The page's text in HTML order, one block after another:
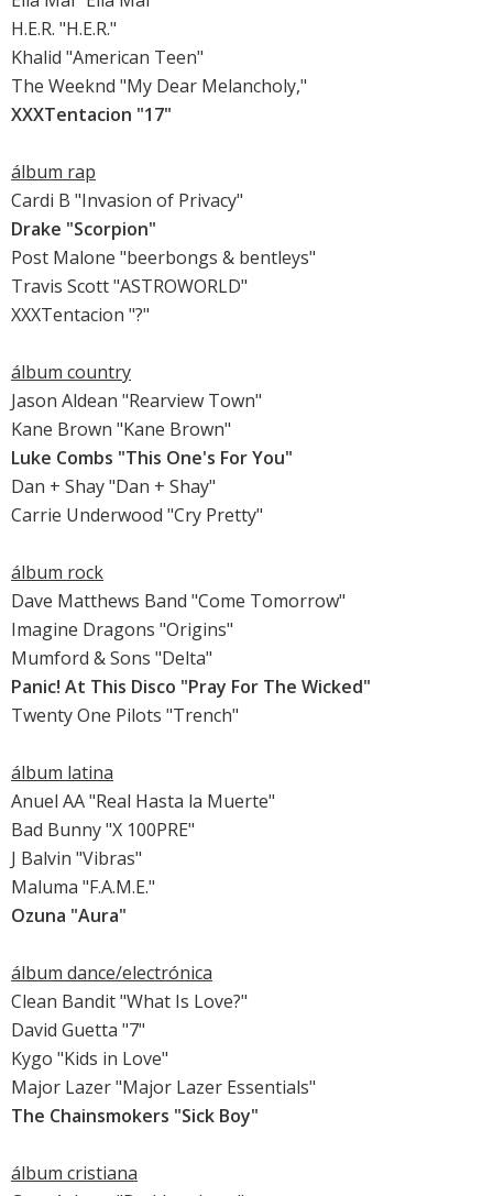
H.E.R. "H.E.R."
Khalid "American Teen"
The Weeknd "My Dear Melancholy,"
XXXTentacion "17"
álbum rap
Cardi B "Invasion of Privacy"
Drake "Scorpion"
Post Malone "beerbongs & bentleys"
Travis Scott "ASTROWORLD"
XXXTentacion "?"
álbum country
Jason Aldean "Rearview Town"
Kane Brown "Kane Brown"
Luke Combs "This One's For You"
Dan + Shay "Dan + Shay"
Carrie Underwood "Cry Pretty"
álbum rock
Dave Matthews Band "Come Tomorrow"
Imagine Dragons "Origins"
Mumford & Sons "Delta"
Panic! At This Disco "Pray For The Wicked"
Twenty One Pilots "Trench"
álbum latina
Anuel AA "Real Hasta la Muerte"
Bad Bunny "X 100PRE"
J Balvin "Vibras"
Maluma "F.A.M.E."
Ozuna "Aura"
álbum dance/electrónica
Clean Bandit "What Is Love?"
David Guetta "7"
Kygo "Kids in Love"
Major Lazer "Major Lazer Essentials"
The Chainsmokers "Sick Boy"
álbum cristiana